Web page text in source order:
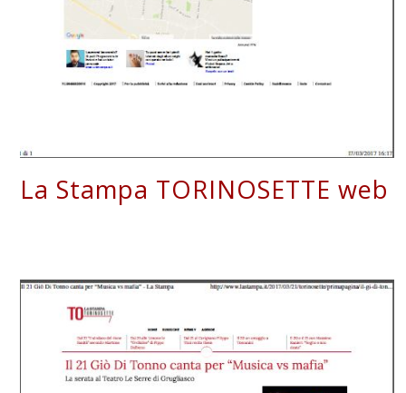
La Stampa TORINOSETTE web